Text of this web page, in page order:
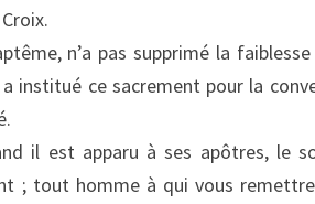
n’a pas supprimé la
institué ce sacrement pour la
il est apparu à ses apôtres, le
; tout homme à qui vous